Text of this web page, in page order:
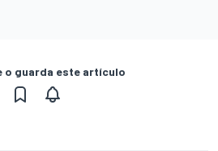
o guarda este artículo